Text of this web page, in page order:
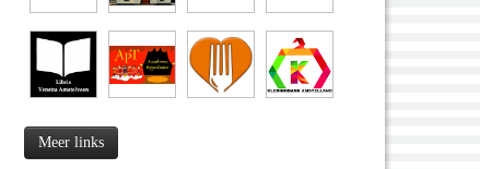
Meer links